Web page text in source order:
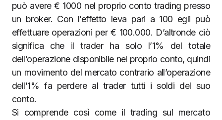
può avere € 1000 nel proprio conto trading presso
un broker. Con l’effetto leva pari a 100 egli può
effettuare operazioni per € 100.000. D’altronde ciò
significa che il trader ha solo l’1% del totale
dell’operazione disponibile nel proprio conto, quindi
un movimento del mercato contrario all’operazione
dell’1% fa perdere al trader tutti i soldi del suo
conto.
Si comprende così come il trading sul mercato